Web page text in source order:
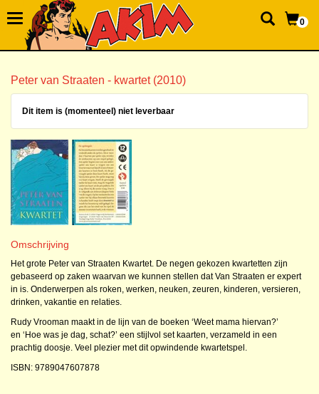
0
Peter van Straaten - kwartet (2010)
Dit item is (momenteel) niet leverbaar
Omschrijving
Het grote Peter van Straaten Kwartet. De negen gekozen kwartetten zijn
gebaseerd op zaken waarvan we kunnen stellen dat Van Straaten er expert
in is. Onderwerpen als roken, werken, neuken, zeuren, kinderen, versieren,
drinken, vakantie en relaties.
Rudy Vrooman maakt in de lijn van de boeken ‘Weet mama hiervan?’
en ‘Hoe was je dag, schat?’ een stijlvol set kaarten, verzameld in een
prachtig doosje. Veel plezier met dit opwindende kwartetspel.
ISBN: 9789047607878